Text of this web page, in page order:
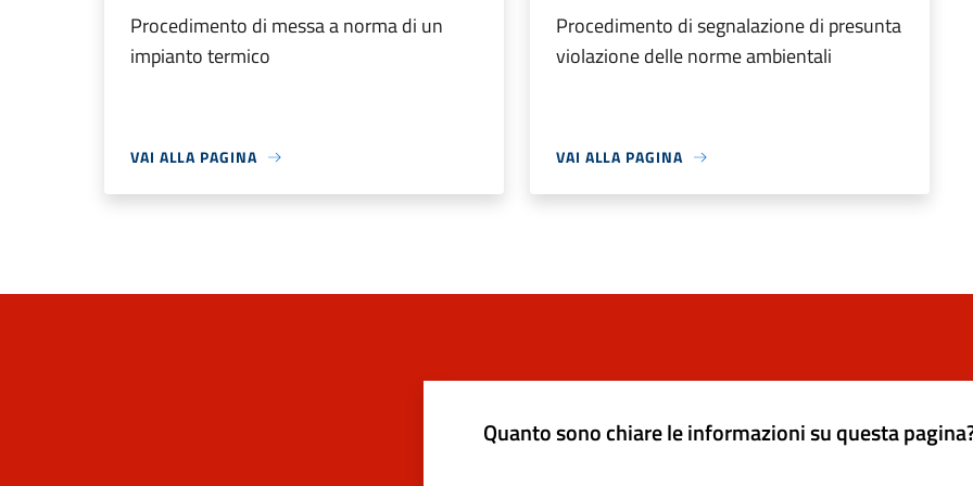
Procedimento di messa a norma di un
impianto termico
VAI ALLA PAGINA
Procedimento di segnalazione di presunta
violazione delle norme ambientali
VAI ALLA PAGINA
Quanto sono chiare le informazioni su questa